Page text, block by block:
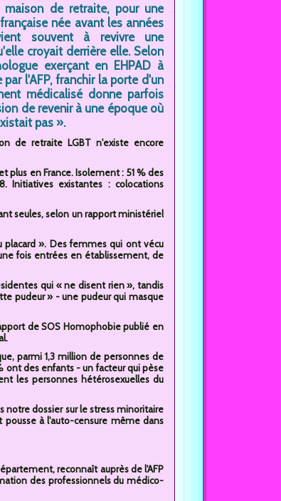
maison de retraite, pour une
née avant les années
souvent à revivre une
croyait derrière elle. Selon
exerçant en EHPAD à
par l'AFP, franchir la porte d'un
médicalisé donne parfois
de revenir à une époque où
pas ».
de retraite LGBT n'existe encore
plus en France. Isolement : 51 % des
Initiatives existantes : colocations
seules, selon un rapport ministériel
». Des femmes qui ont vécu
fois entrées en établissement, de
qui « ne disent rien », tandis
pudeur » - une pudeur qui masque
de SOS Homophobie publié en
parmi 1,3 million de personnes de
ont des enfants - un facteur qui pèse
les personnes hétérosexuelles du
dossier sur le stress minoritaire
à l'auto-censure même dans
reconnaît auprès de l'AFP
des professionnels du médico-